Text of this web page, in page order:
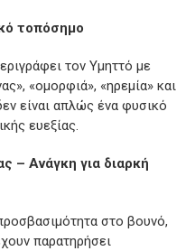
τοπόσημο
τον Υμηττό με
«ομορφιά», «ηρεμία» και
είναι απλώς ένα φυσικό
ευεξίας.
– Ανάγκη για διαρκή
στο βουνό,
παρατηρήσει